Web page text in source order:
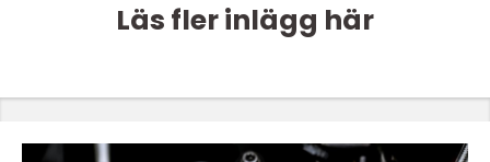
Läs fler inlägg här